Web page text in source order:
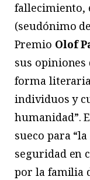
(seudónimo
Premio Olof
sus
forma
individuos y
humanidad”.
sueco para
seguridad en
por la familia